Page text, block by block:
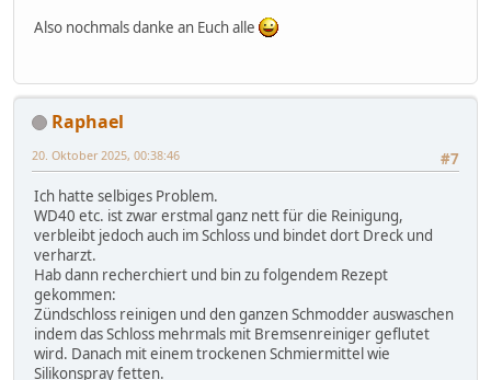
Also nochmals danke an Euch alle
Raphael
#7
20. Oktober 2025, 00:38:46
Ich hatte selbiges Problem.
WD40 etc. ist zwar erstmal ganz nett für die Reinigung,
verbleibt jedoch auch im Schloss und bindet dort Dreck und
verharzt.
Hab dann recherchiert und bin zu folgendem Rezept
gekommen:
Zündschloss reinigen und den ganzen Schmodder auswaschen
indem das Schloss mehrmals mit Bremsenreiniger geflutet
wird. Danach mit einem trockenen Schmiermittel wie
Silikonspray fetten.